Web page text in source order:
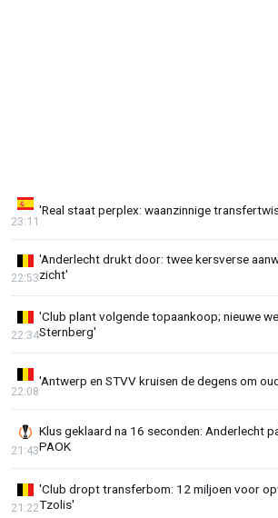
'Real staat perplex: waanzinnige
23:11
'Anderlecht drukt door: twee kersverse
zicht'
22:53
'Club plant volgende topaankoop; nieuwe
Sternberg'
22:34
'Antwerp en STVV kruisen de degens om
22:08
Klus geklaard na 16 seconden: Anderlecht
PAOK
21:43
'Club dropt transferbom: 12 miljoen voor
Tzolis'
21:22